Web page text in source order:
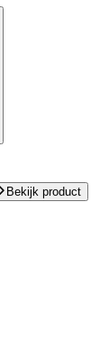
Bekijk product